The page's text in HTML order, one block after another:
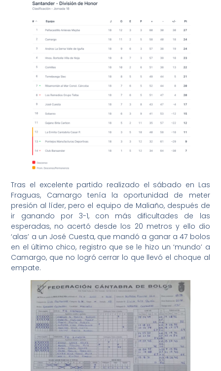
Tras el excelente partido realizado el sábado en Las
Fraguas, Camargo tenía la oportunidad de meter
presión al líder, pero el equipo de Maliaño, después de
ir ganando por 3-1, con más dificultades de las
esperadas, no acertó desde los 20 metros y ello dio
‘alas’ a un José Cuesta, que mandó a ganar a 47 bolos
en el último chico, registro que se le hizo un ‘mundo’ a
Camargo, que no logró cerrar lo que llevó el choque al
empate.